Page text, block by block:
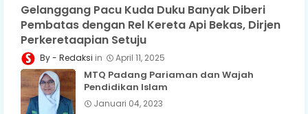
Gelanggang Pacu Kuda Duku Banyak Diberi
Pembatas dengan Rel Kereta Api Bekas, Dirjen
Perkeretaapian Setuju
Redaksi April 11, 2025
MTQ Padang Pariaman dan Wajah
Pendidikan Islam
Januari 04, 2023